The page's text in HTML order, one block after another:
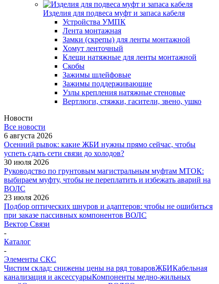
Изделия для подвеса муфт и запаса кабеля
Устройства УМПК
Лента монтажная
Замки (скрепы) для ленты монтажной
Хомут ленточный
Клещи натяжные для ленты монтажной
Скобы
Зажимы шлейфовые
Зажимы поддерживающие
Узлы крепления натяжные стеновые
Вертлюги, стяжки, гасители, звено, ушко
Новости
Все новости
6 августа 2026
Осенний рывок: какие ЖБИ нужны прямо сейчас, чтобы
успеть сдать сети связи до холодов?
30 июля 2026
Руководство по грунтовым магистральным муфтам МТОК:
выбираем муфту, чтобы не переплатить и избежать аварий на
ВОЛС
23 июля 2026
Подбор оптических шнуров и адаптеров: чтобы не ошибиться
при заказе пассивных компонентов ВОЛС
Вектор Связи
-
Каталог
-
Элементы СКС
Чистим склад: снижены цены на ряд товаровЖБИКабельная
канализация и аксессуарыКомпоненты медно-жильных